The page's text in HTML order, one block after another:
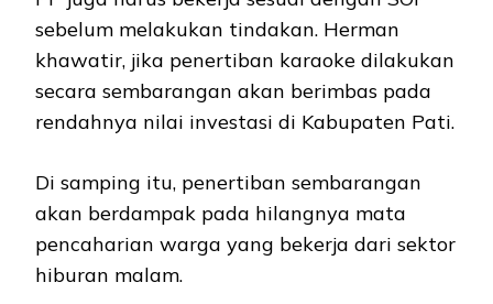
sebelum melakukan tindakan. Herman
khawatir, jika penertiban karaoke dilakukan
secara sembarangan akan berimbas pada
rendahnya nilai investasi di Kabupaten Pati.
Di samping itu, penertiban sembarangan
akan berdampak pada hilangnya mata
pencaharian warga yang bekerja dari sektor
hiburan malam.